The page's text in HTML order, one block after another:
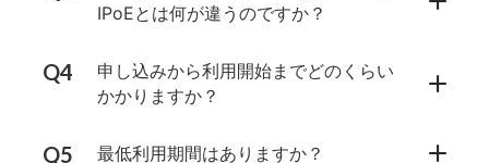
IPoEとは何が違うのですか？
申し込みから利用開始までどのくらい
かかりますか？
最低利用期間はありますか？